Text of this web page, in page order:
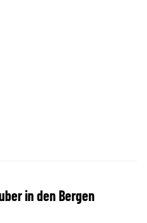
in den Bergen